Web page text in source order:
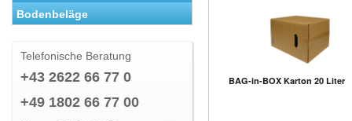
Bodenbeläge
Telefonische Beratung
+43 2622 66 77 0
+49 1802 66 77 00
BAG-in-BOX Karton 20 Liter